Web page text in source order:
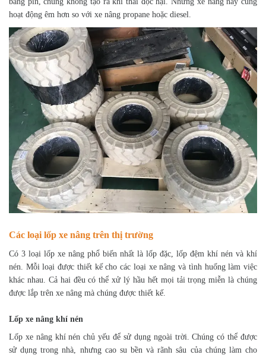
hoạt động êm hơn so với xe nâng propane hoặc diesel.
Các loại lốp xe nâng trên thị trường
Có 3 loại lốp xe nâng phổ biến nhất là lốp đặc, lốp đệm khí nén và khí
nén. Mỗi loại được thiết kế cho các loại xe nâng và tình huống làm việc
khác nhau. Cả hai đều có thể xử lý hầu hết mọi tải trọng miễn là chúng
được lắp trên xe nâng mà chúng được thiết kế.
Lốp xe nâng khí nén
Lốp xe nâng khí nén chủ yếu để sử dụng ngoài trời. Chúng có thể được
sử dụng trong nhà, nhưng cao su bền và rãnh sâu của chúng làm cho